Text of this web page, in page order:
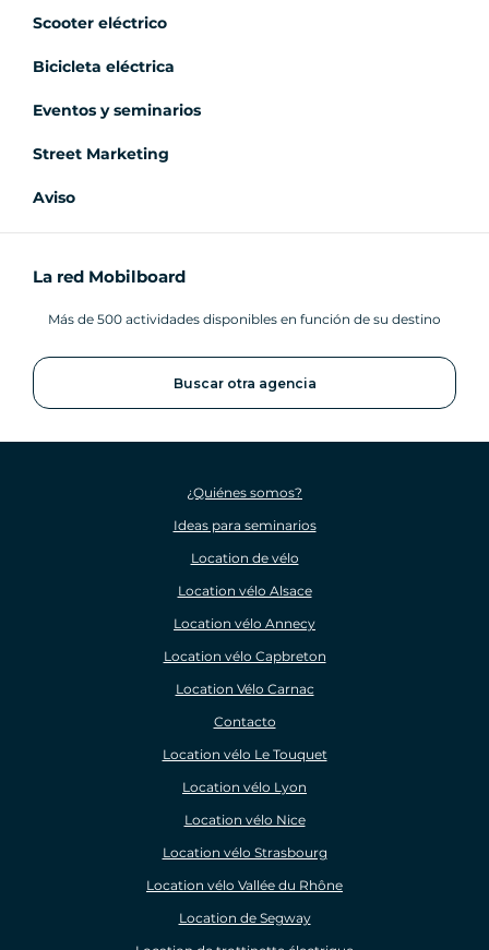
Scooter eléctrico
Bicicleta eléctrica
Eventos y seminarios
Street Marketing
Aviso
La red Mobilboard
Más de 500 actividades disponibles en función de su destino
Buscar otra agencia
¿Quiénes somos?
Ideas para seminarios
Location de vélo
Location vélo Alsace
Location vélo Annecy
Location vélo Capbreton
Location Vélo Carnac
Contacto
Location vélo Le Touquet
Location vélo Lyon
Location vélo Nice
Location vélo Strasbourg
Location vélo Vallée du Rhône
Location de Segway